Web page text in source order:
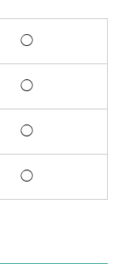
◯
◯
◯
◯